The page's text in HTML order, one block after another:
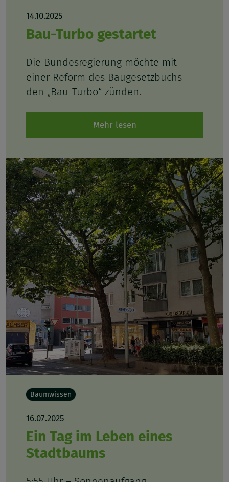
14.10.2025
Bau-Turbo gestartet
Die Bundesregierung möchte mit
einer Reform des Baugesetzbuchs
den „Bau-Turbo“ zünden.
Mehr lesen
Baumwissen
16.07.2025
Ein Tag im Leben eines
Stadtbaums